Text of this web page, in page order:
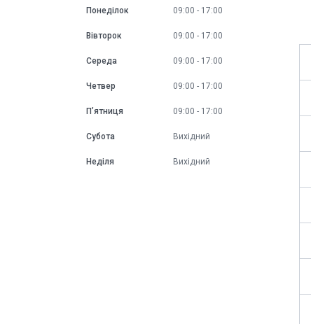
Понеділок 09:00 17:00
Вівторок 09:00 17:00
Середа 09:00 17:00
Четвер 09:00 17:00
Пʼятниця 09:00 17:00
Субота Вихідний
Неділя Вихідний